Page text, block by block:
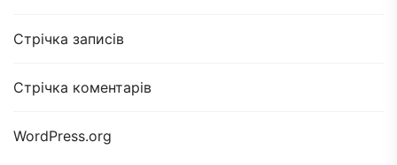
Стрічка записів
Стрічка коментарів
WordPress.org